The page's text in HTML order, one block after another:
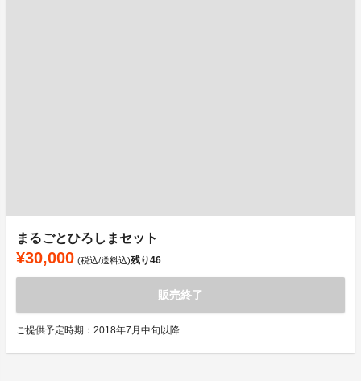
まるごとひろしまセット
¥30,000 (税込/送料込)残り46
販売終了
ご提供予定時期：2018年7月中旬以降